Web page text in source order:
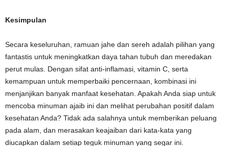
Kesimpulan
Secara keseluruhan, ramuan jahe dan sereh adalah pilihan yang
fantastis untuk meningkatkan daya tahan tubuh dan meredakan
perut mulas. Dengan sifat anti-inflamasi, vitamin C, serta
kemampuan untuk memperbaiki pencernaan, kombinasi ini
menjanjikan banyak manfaat kesehatan. Apakah Anda siap untuk
mencoba minuman ajaib ini dan melihat perubahan positif dalam
kesehatan Anda? Tidak ada salahnya untuk memberikan peluang
pada alam, dan merasakan keajaiban dari kata-kata yang
diucapkan dalam setiap teguk minuman yang segar ini.